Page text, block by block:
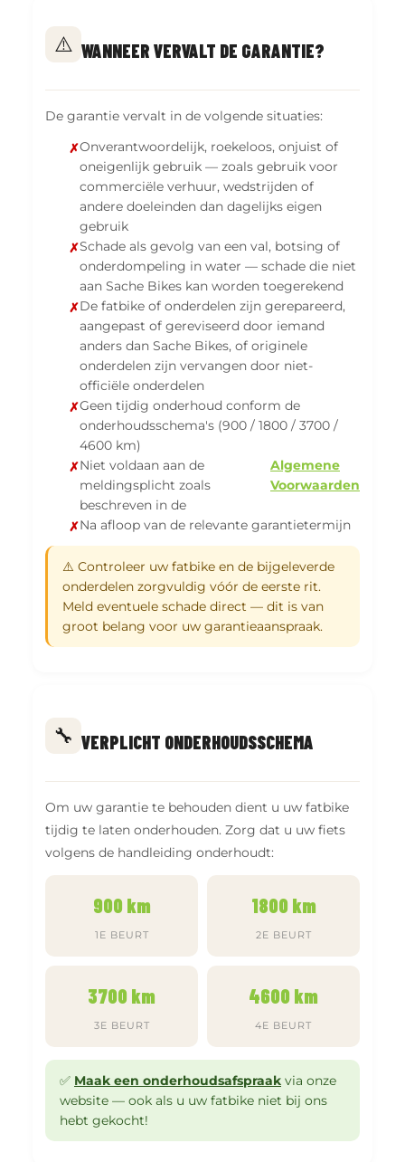
⚠️ WANNEER VERVALT DE GARANTIE?
De garantie vervalt in de volgende situaties:
Onverantwoordelijk, roekeloos, onjuist of
oneigenlijk gebruik — zoals gebruik voor
commerciële verhuur, wedstrijden of
andere doeleinden dan dagelijks eigen
gebruik
Schade als gevolg van een val, botsing of
onderdompeling in water — schade die niet
aan Sache Bikes kan worden toegerekend
De fatbike of onderdelen zijn gerepareerd,
aangepast of gereviseerd door iemand
anders dan Sache Bikes, of originele
onderdelen zijn vervangen door niet-
officiële onderdelen
Geen tijdig onderhoud conform de
onderhoudsschema's (900 / 1800 / 3700 /
4600 km)
Niet voldaan aan de
meldingsplicht zoals
beschreven in de
Algemene
Voorwaarden
Na afloop van de relevante garantietermijn
⚠️ Controleer uw fatbike en de bijgeleverde
onderdelen zorgvuldig vóór de eerste rit.
Meld eventuele schade direct — dit is van
groot belang voor uw garantieaanspraak.
🔧 VERPLICHT ONDERHOUDSSCHEMA
Om uw garantie te behouden dient u uw fatbike
tijdig te laten onderhouden. Zorg dat u uw fiets
volgens de handleiding onderhoudt:
900 km
1E BEURT
1800 km
2E BEURT
3700 km
3E BEURT
4600 km
4E BEURT
✅ Maak een onderhoudsafspraak via onze
website — ook als u uw fatbike niet bij ons
hebt gekocht!